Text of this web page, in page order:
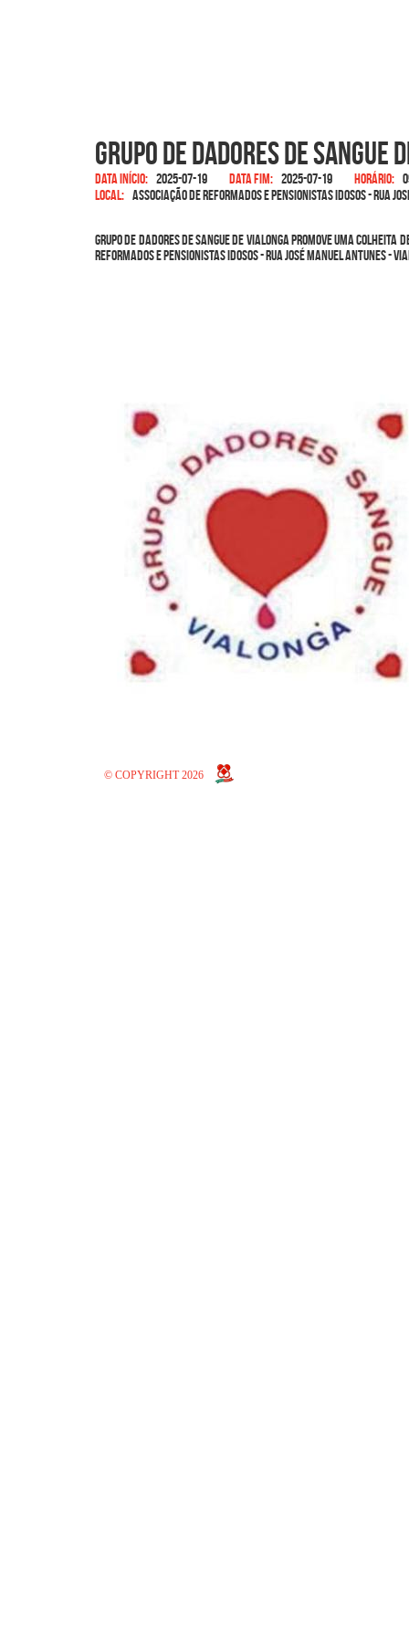
Grupo de Dadores de Sangue
Data início: 2025-07-19 Data fim: 2025-07-19 Horário:
Local: Associação de Reformados e Pensionistas Idosos - Rua
Grupo de Dadores de Sangue de ViaLonga promove uma colheita
Reformados e Pensionistas Idosos - Rua José Manuel Antunes -
© COPYRIGHT 2026